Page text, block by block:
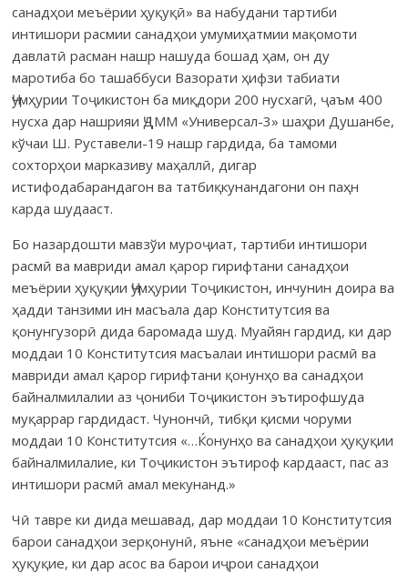
санадҳои меъёрии ҳуқуқӣ» ва набудани тартиби
интишори расмии санадҳои умумиҳатмии мақомоти
давлатӣ расман нашр нашуда бошад ҳам, он ду
маротиба бо ташаббуси Вазорати ҳифзи табиати
Ҷумҳурии Тоҷикистон ба миқдори 200 нусхагӣ, ҷаъм 400
нусха дар нашрияи ҶДММ «Универсал-3» шаҳри Душанбе,
кўчаи Ш. Руставели-19 нашр гардида, ба тамоми
сохторҳои марказиву маҳаллӣ, дигар
истифодабарандагон ва татбиқкунандагони он паҳн
карда шудааст.
Бо назардошти мавзўи муроҷиат, тартиби интишори
расмӣ ва мавриди амал қарор гирифтани санадҳои
меъёрии ҳуқуқии Ҷумҳурии Тоҷикистон, инчунин доира ва
ҳадди танзими ин масъала дар Конститутсия ва
қонунгузорӣ дида баромада шуд. Муайян гардид, ки дар
моддаи 10 Конститутсия масъалаи интишори расмӣ ва
мавриди амал қарор гирифтани қонунҳо ва санадҳои
байналмилалии аз ҷониби Тоҷикистон эътирофшуда
муқаррар гардидаст. Чунончӣ, тибқи қисми чоруми
моддаи 10 Конститутсия «…Ќонунҳо ва санадҳои ҳуқуқии
байналмилалие, ки Тоҷикистон эътироф кардааст, пас аз
интишори расмӣ амал мекунанд.»
Чӣ тавре ки дида мешавад, дар моддаи 10 Конститутсия
барои санадҳои зерқонунӣ, яъне «санадҳои меъёрии
ҳуқуқие, ки дар асос ва барои иҷрои санадҳои